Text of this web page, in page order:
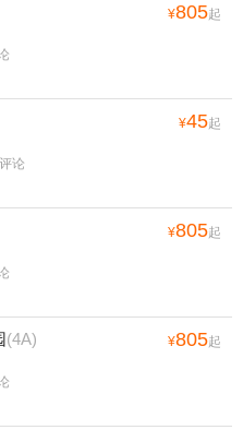
¥805起
¥45起
论
¥805起
(4A) ¥805起